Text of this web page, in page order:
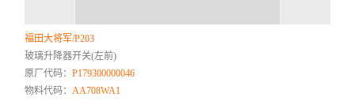
福田大将军/P203
玻璃升降器开关(左前)
原厂代码：P179300000046
物料代码： AA708WA1